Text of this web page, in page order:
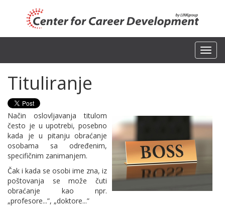
Tituliranje
Način oslovljavanja titulom
često je u upotrebi, posebno
kada je u pitanju obraćanje
osobama sa određenim,
specifičnim zanimanjem.
Čak i kada se osobi ime zna, iz
poštovanja se može čuti
obraćanje kao npr.
„profesore...”, „doktore...”